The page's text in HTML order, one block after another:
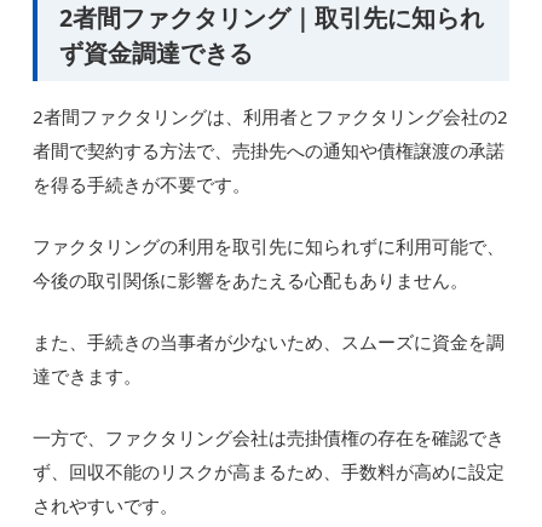
2者間ファクタリング｜取引先に知られ
ず資金調達できる
2者間ファクタリングは、利用者とファクタリング会社の2
者間で契約する方法で、売掛先への通知や債権譲渡の承諾
を得る手続きが不要です。
ファクタリングの利用を取引先に知られずに利用可能で、
今後の取引関係に影響をあたえる心配もありません。
また、手続きの当事者が少ないため、スムーズに資金を調
達できます。
一方で、ファクタリング会社は売掛債権の存在を確認でき
ず、回収不能のリスクが高まるため、手数料が高めに設定
されやすいです。